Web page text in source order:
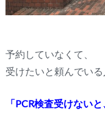
予約していなくて、
受けたいと頼んでいる
「PCR検査受けない